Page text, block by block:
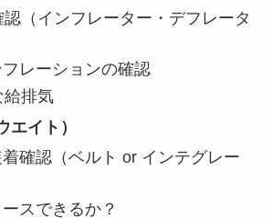
（インフレーター・デフレータ
レーションの確認
給排気
イト）
確認（ベルト or インテグレー
スできるか？